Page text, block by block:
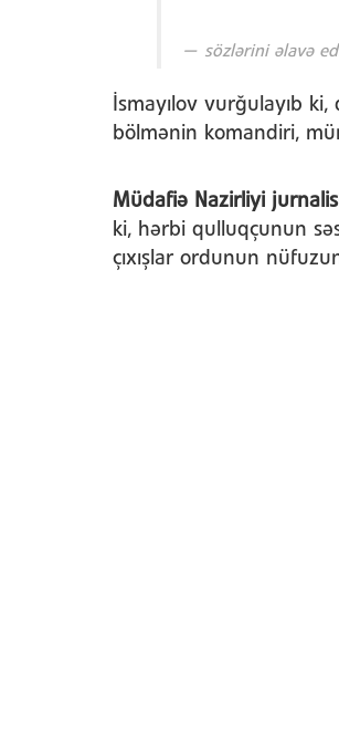
sözlərini əlavə
İsmayılov vurğulayıb
bölmənin komandiri,
Müdafiə Nazirliyi
ki, hərbi qulluqçunun
çıxışlar ordunun